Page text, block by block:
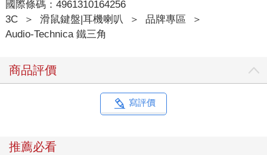
國際條碼：4961310164256
3C
＞ 滑鼠鍵盤|耳機喇叭 ＞ 品牌專區
＞
Audio-Technica 鐵三角
商品評價
寫評價
推薦必看